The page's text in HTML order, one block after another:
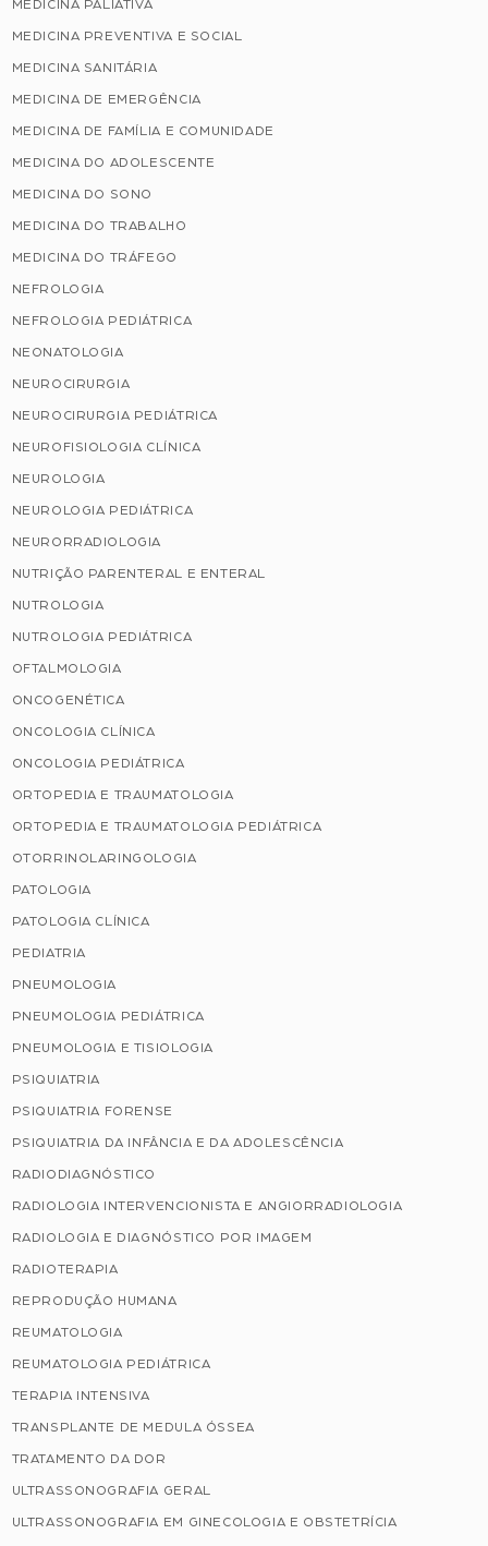
MEDICINA PALIATIVA
MEDICINA PREVENTIVA E SOCIAL
MEDICINA SANITÁRIA
MEDICINA DE EMERGÊNCIA
MEDICINA DE FAMÍLIA E COMUNIDADE
MEDICINA DO ADOLESCENTE
MEDICINA DO SONO
MEDICINA DO TRABALHO
MEDICINA DO TRÁFEGO
NEFROLOGIA
NEFROLOGIA PEDIÁTRICA
NEONATOLOGIA
NEUROCIRURGIA
NEUROCIRURGIA PEDIÁTRICA
NEUROFISIOLOGIA CLÍNICA
NEUROLOGIA
NEUROLOGIA PEDIÁTRICA
NEURORRADIOLOGIA
NUTRIÇÃO PARENTERAL E ENTERAL
NUTROLOGIA
NUTROLOGIA PEDIÁTRICA
OFTALMOLOGIA
ONCOGENÉTICA
ONCOLOGIA CLÍNICA
ONCOLOGIA PEDIÁTRICA
ORTOPEDIA E TRAUMATOLOGIA
ORTOPEDIA E TRAUMATOLOGIA PEDIÁTRICA
OTORRINOLARINGOLOGIA
PATOLOGIA
PATOLOGIA CLÍNICA
PEDIATRIA
PNEUMOLOGIA
PNEUMOLOGIA PEDIÁTRICA
PNEUMOLOGIA E TISIOLOGIA
PSIQUIATRIA
PSIQUIATRIA FORENSE
PSIQUIATRIA DA INFÂNCIA E DA ADOLESCÊNCIA
RADIODIAGNÓSTICO
RADIOLOGIA INTERVENCIONISTA E ANGIORRADIOLOGIA
RADIOLOGIA E DIAGNÓSTICO POR IMAGEM
RADIOTERAPIA
REPRODUÇÃO HUMANA
REUMATOLOGIA
REUMATOLOGIA PEDIÁTRICA
TERAPIA INTENSIVA
TRANSPLANTE DE MEDULA ÓSSEA
TRATAMENTO DA DOR
ULTRASSONOGRAFIA GERAL
ULTRASSONOGRAFIA EM GINECOLOGIA E OBSTETRÍCIA